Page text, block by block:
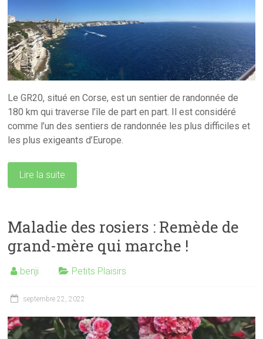
Le GR20, situé en Corse, est un sentier de randonnée de
180 km qui traverse l’île de part en part. Il est considéré
comme l’un des sentiers de randonnée les plus difficiles et
les plus exigeants d’Europe.
Lire la suite
Maladie des rosiers : Remède de
grand-mère qui marche !
benji Petits Plaisirs
septembre 22, 2022